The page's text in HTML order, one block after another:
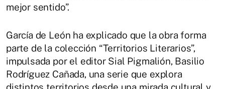
mejor sentido”.
García de León ha explicado que la obra forma
parte de la colección “Territorios Literarios”,
impulsada por el editor Sial Pigmalión, Basilio
Rodríguez Cañada, una serie que explora